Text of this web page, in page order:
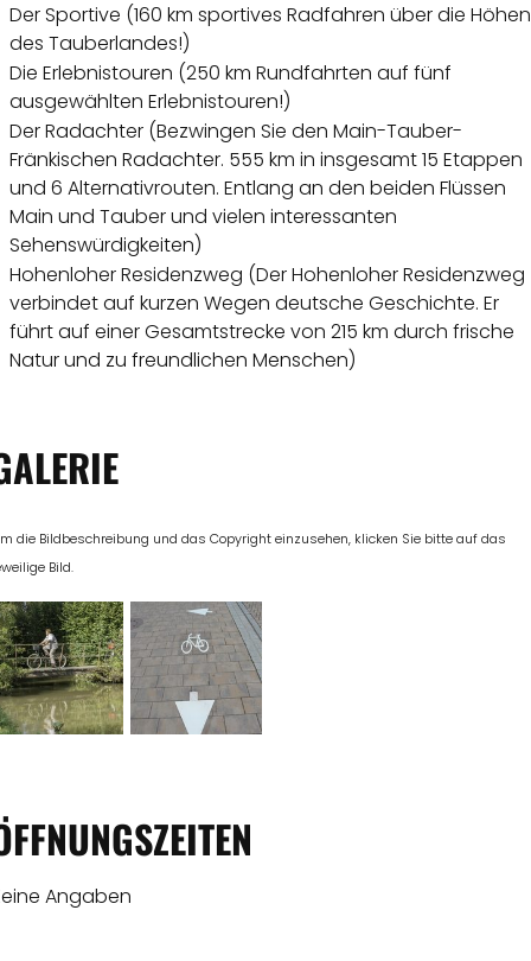
Der Sportive (160 km sportives Radfahren über die Höhen
des Tauberlandes!)
Die Erlebnistouren (250 km Rundfahrten auf fünf
ausgewählten Erlebnistouren!)
Der Radachter (Bezwingen Sie den Main-Tauber-
Fränkischen Radachter. 555 km in insgesamt 15 Etappen
und 6 Alternativrouten. Entlang an den beiden Flüssen
Main und Tauber und vielen interessanten
Sehenswürdigkeiten)
Hohenloher Residenzweg (Der Hohenloher Residenzweg
verbindet auf kurzen Wegen deutsche Geschichte. Er
führt auf einer Gesamtstrecke von 215 km durch frische
Natur und zu freundlichen Menschen)
die Bildbeschreibung und das Copyright einzusehen, klicken Sie bitte auf das
Bild.
Angaben